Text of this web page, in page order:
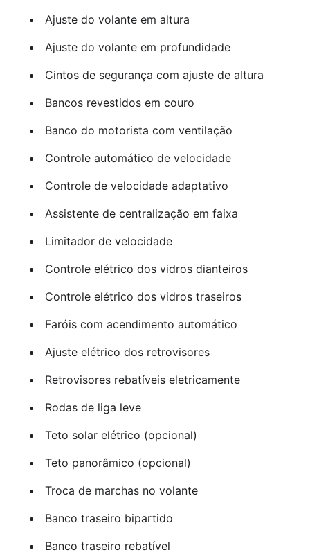
Ajuste do volante em altura
Ajuste do volante em profundidade
Cintos de segurança com ajuste de altura
Bancos revestidos em couro
Banco do motorista com ventilação
Controle automático de velocidade
Controle de velocidade adaptativo
Assistente de centralização em faixa
Limitador de velocidade
Controle elétrico dos vidros dianteiros
Controle elétrico dos vidros traseiros
Faróis com acendimento automático
Ajuste elétrico dos retrovisores
Retrovisores rebatíveis eletricamente
Rodas de liga leve
Teto solar elétrico (opcional)
Teto panorâmico (opcional)
Troca de marchas no volante
Banco traseiro bipartido
Banco traseiro rebatível